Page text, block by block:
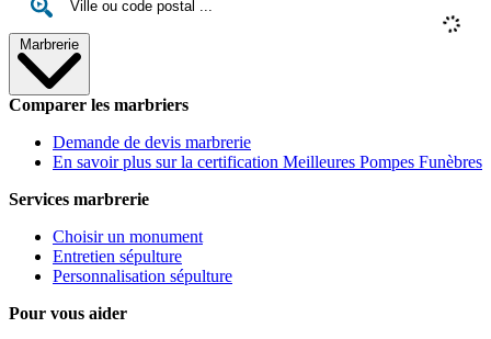
Marbrerie
Comparer les marbriers
Demande de devis marbrerie
En savoir plus sur la certification Meilleures Pompes Funèbres
Services marbrerie
Choisir un monument
Entretien sépulture
Personnalisation sépulture
Pour vous aider